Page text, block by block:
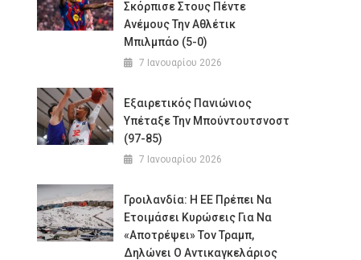
Σκόρπισε Στους Πέντε
Ανέμους Την Αθλέτικ
Μπιλμπάο (5-0)
7 Ιανουαρίου 2026
Εξαιρετικός Πανιώνιος
Υπέταξε Την Μπούντουτσνοστ
(97-85)
7 Ιανουαρίου 2026
Γροιλανδία: Η ΕΕ Πρέπει Να
Ετοιμάσει Κυρώσεις Για Να
«αποτρέψει» Τον Τραμπ,
Δηλώνει Ο Αντικαγκελάριος